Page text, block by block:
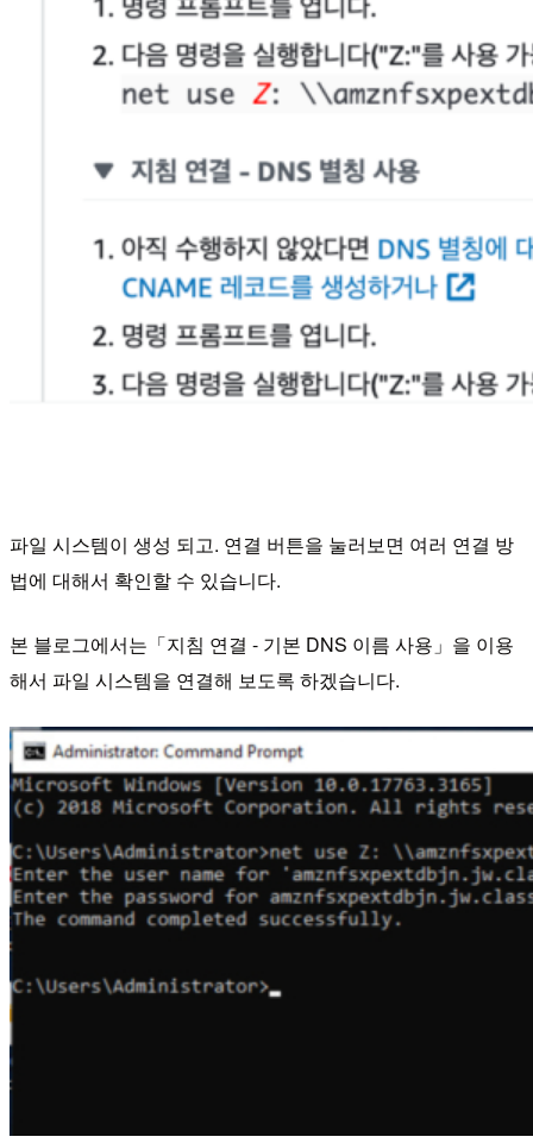
파일 시스템이 생성 되고. 연결 버튼을 눌러보면 여러 연결 방
법에 대해서 확인할 수 있습니다.
본 블로그에서는「지침 연결 - 기본 DNS 이름 사용」을 이용
해서 파일 시스템을 연결해 보도록 하겠습니다.